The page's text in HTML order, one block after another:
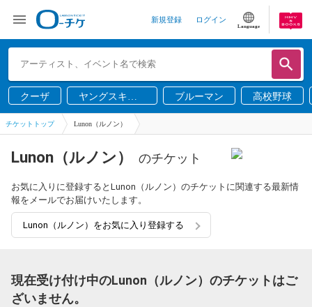
新規登録 ログイン
Language
クーザ
ヤングスキニ
ー
ブルーマン 高校野球
チケットトップ Lunon（ルノン）
Lunon（ルノン） のチケット
お気に入りに登録するとLunon（ルノン）のチケットに関連する最新情
報をメールでお届けいたします。
Lunon（ルノン）をお気に入り登録する
現在受け付け中のLunon（ルノン）のチケットはご
ざいません。